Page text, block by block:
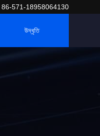
86-571-18958064130
উদ্ধৃতি